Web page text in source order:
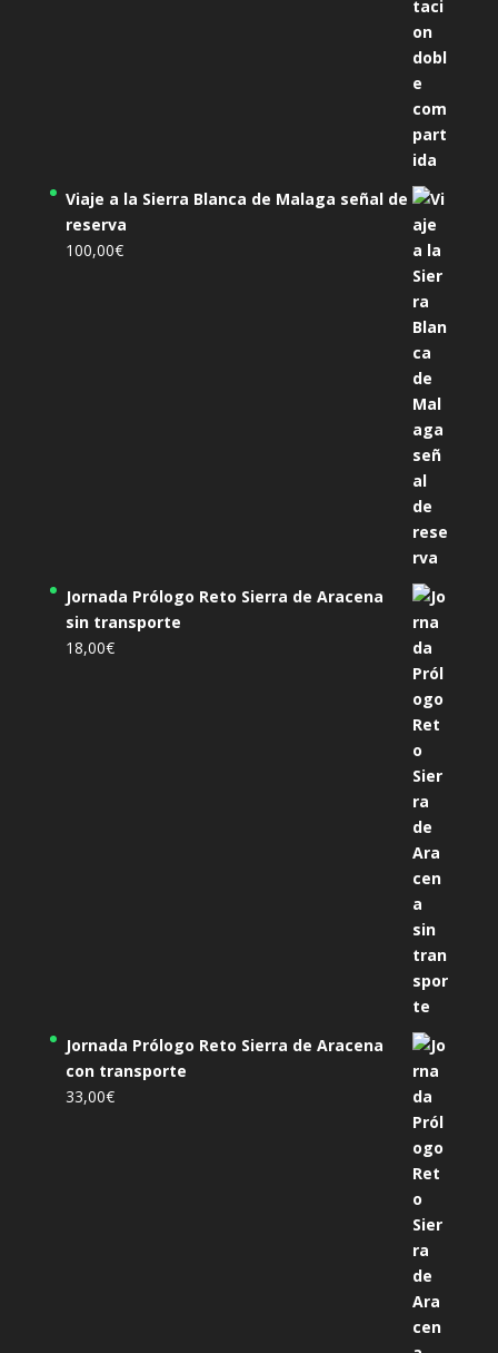
Viaje a la Sierra Blanca de Malaga señal de
reserva
100,00€
Jornada Prólogo Reto Sierra de Aracena
sin transporte
18,00€
Jornada Prólogo Reto Sierra de Aracena
con transporte
33,00€